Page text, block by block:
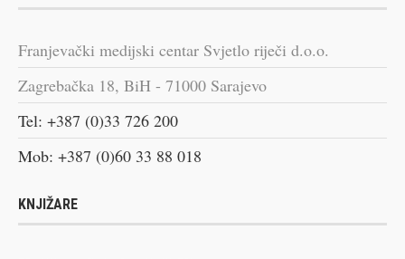
Franjevački medijski centar Svjetlo riječi d.o.o.
Zagrebačka 18, BiH - 71000 Sarajevo
Tel: +387 (0)33 726 200
Mob: +387 (0)60 33 88 018
KNJIŽARE